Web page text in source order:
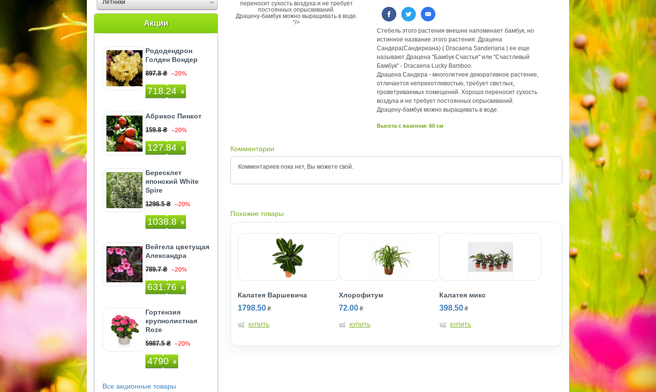
Летники
Акции
Рододендрон
Голден Вондер
897.8 ₴ –20%
718.24 ₴
Абрикос Пинкот
159.8 ₴ –20%
127.84 ₴
Бересклет
японский White
Spire
1298.5 ₴ –20%
1038.8 ₴
Вейгела цветущая
Александра
789.7 ₴ –20%
631.76 ₴
Гортензия
крупнолистная
Roze
5987.5 ₴ –20%
4790 ₴
Все акционные товары
переносит сухость воздуха и не требует
постоянных опрыскиваний.
Драцену-бамбук можно выращивать в воде.
"/>
Стебель этого растения внешне напоминает бамбук, но
истинное название этого растения: Драцена
Сандера(Сандериана) ( Dracaena Sanderiana ) ее еще
называют Драцена "Бамбук Счастья" или "Счастливый
Бамбук" - Dracaena Lucky Bamboo.
Драцена Сандера - многолетнее декоративное растение,
отличается неприхотливостью, требует светлых,
проветриваемых помещений. Хорошо переносит сухость
воздуха и не требует постоянных опрыскиваний.
Драцену-бамбук можно выращивать в воде.
Высота c вазоном: 60 см
Комментарии
Комментариев пока нет, Вы можете свой.
Похожие товары
Калатея Варшевича
1798.50 ₴
КУПИТЬ
Хлорофитум
72.00 ₴
КУПИТЬ
Калатея микс
398.50 ₴
КУПИТЬ